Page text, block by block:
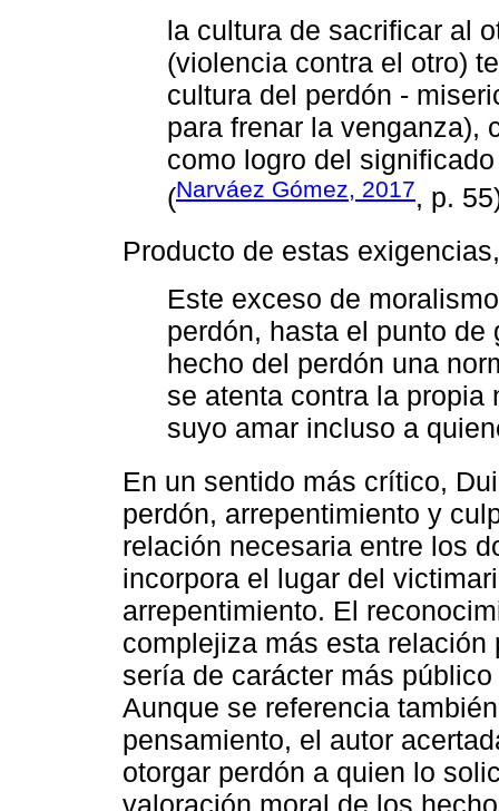
la cultura de sacrificar al
(violencia contra el otro)
cultura del perdón -
para frenar la venganza),
como logro del
(Narváez Gómez, 2017, p.
Producto de estas
Este exceso de
perdón, hasta el punto
hecho del perdón una
se atenta contra la propia
suyo amar incluso a
En un sentido más crítico,
perdón, arrepentimiento y
relación necesaria entre los
incorpora el lugar del
arrepentimiento. El
complejiza más esta
sería de carácter más
Aunque se referencia
pensamiento, el autor
otorgar perdón a quien lo
valoración moral de los